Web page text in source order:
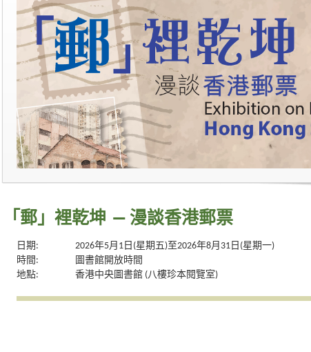
「郵」裡乾坤 — 漫談香港郵票
日期:
2026年5月1日(星期五)至2026年8月31日(星期一)
時間:
圖書館開放時間
地點:
香港中央圖書館 (八樓珍本閱覽室)